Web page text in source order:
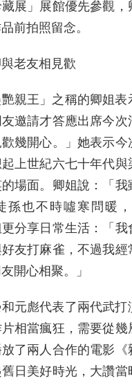
展」展館優先參觀，
前拍照留念。
老友相見歡
親王」之稱的卿姐表
邀請才答應出席今次
幾開心。」她表示
上世紀六七十年代與
場面。卿姐說：「我
孫也不時噓寒問暖
分享日常生活：「
友打麻雀，不過我
開心相聚。」
元彪代表了兩代武打
相當瘋狂，需要從幾
了兩人合作的電影《
日美好時光，大讚